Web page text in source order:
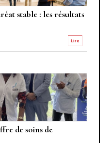
stable : les résultats
Lire
de soins de